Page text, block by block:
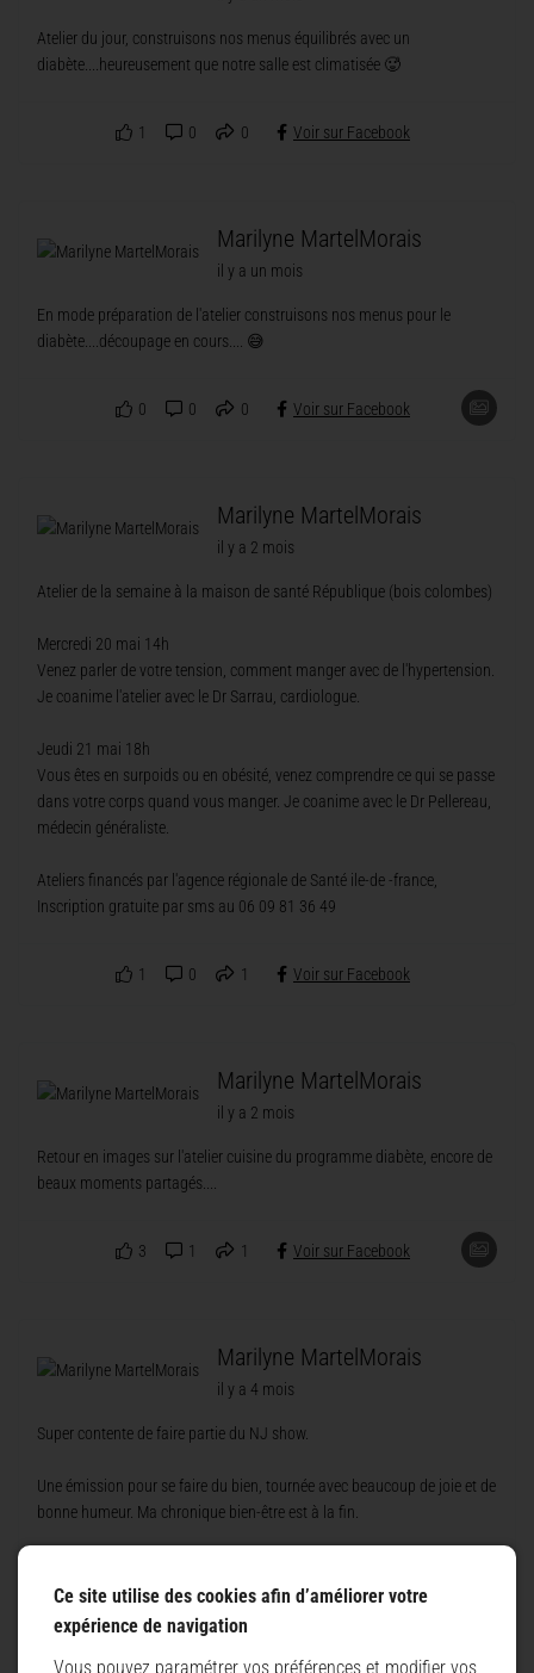
Atelier du jour, construisons nos menus équilibrés avec un
diabète....heureusement que notre salle est climatisée 🥵
1 0 0 Voir sur Facebook
Marilyne MartelMorais
il y a un mois
En mode préparation de l'atelier construisons nos menus pour le
diabète....découpage en cours.... 😅
0 0 0 Voir sur Facebook
Marilyne MartelMorais
il y a 2 mois
Atelier de la semaine à la maison de santé République (bois colombes)
Mercredi 20 mai 14h
Venez parler de votre tension, comment manger avec de l'hypertension.
Je coanime l'atelier avec le Dr Sarrau, cardiologue.
Jeudi 21 mai 18h
Vous êtes en surpoids ou en obésité, venez comprendre ce qui se passe
dans votre corps quand vous manger. Je coanime avec le Dr Pellereau,
médecin généraliste.
Ateliers financés par l'agence régionale de Santé ile-de -france,
Inscription gratuite par sms au 06 09 81 36 49
1 0 1 Voir sur Facebook
Marilyne MartelMorais
il y a 2 mois
Retour en images sur l'atelier cuisine du programme diabète, encore de
beaux moments partagés....
3 1 1 Voir sur Facebook
Marilyne MartelMorais
il y a 4 mois
Super contente de faire partie du NJ show.
Une émission pour se faire du bien, tournée avec beaucoup de joie et de
bonne humeur. Ma chronique bien-être est à la fin.
Merci NJ
Ce site utilise des cookies afin d’améliorer votre
expérience de navigation
Vous pouvez paramétrer vos préférences et modifier vos